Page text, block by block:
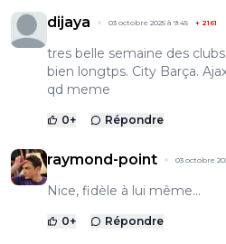
dijaya 03 octobre 2025 à 9:45 + 2161
tres belle semaine des
bien longtps. City Barça.
qd meme
0+ Répondre
raymond-point 03 octobre
Nice, fidèle à lui même...
0+ Répondre